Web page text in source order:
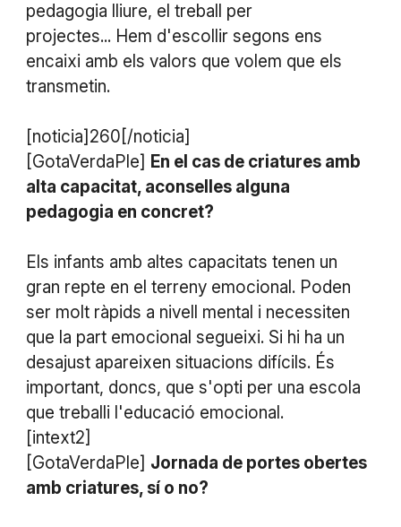
pedagogia lliure, el treball per
projectes... Hem d'escollir segons ens
encaixi amb els valors que volem que els
transmetin.
[noticia]260[/noticia]
[GotaVerdaPle] En el cas de criatures amb
alta capacitat, aconselles alguna
pedagogia en concret?
Els infants amb altes capacitats tenen un
gran repte en el terreny emocional. Poden
ser molt ràpids a nivell mental i necessiten
que la part emocional segueixi. Si hi ha un
desajust apareixen situacions difícils. És
important, doncs, que s'opti per una escola
que treballi l'educació emocional.
[intext2]
[GotaVerdaPle] Jornada de portes obertes
amb criatures, sí o no?